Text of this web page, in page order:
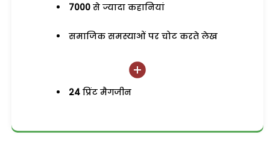
7000 से ज्यादा कहानियां
समाजिक समस्याओं पर चोट करते लेख
24 प्रिंट मैगजीन